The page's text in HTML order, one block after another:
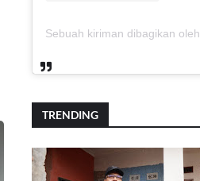
TRENDING